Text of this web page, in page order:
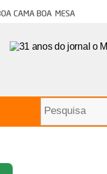
cama boa mesa